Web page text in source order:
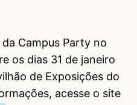
Campus Party no
os dias 31 de janeiro
de Exposições do
acesse o site